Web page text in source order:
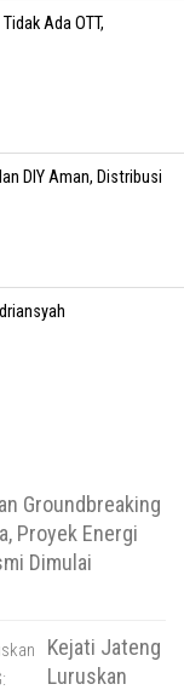
Ada OTT,
DIY Aman, Distribusi
Groundbreaking
Proyek Energi
Dimulai
Kejati Jateng
Luruskan